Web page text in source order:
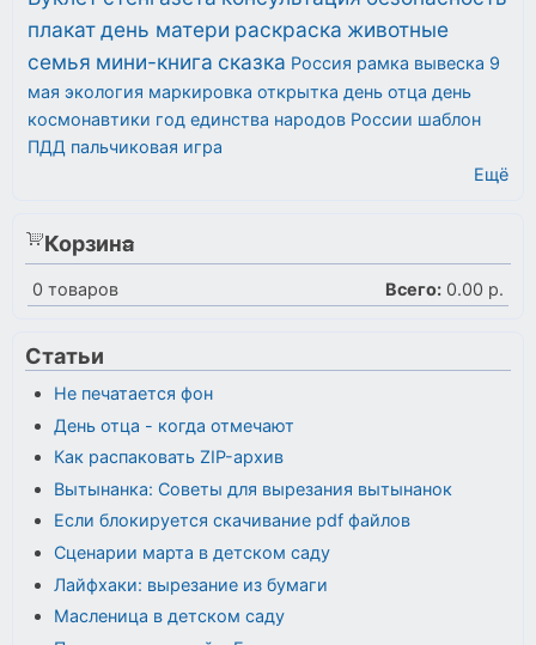
плакатдень матери раскраска животные
семья мини-книга сказка Россия рамка вывеска 9
мая экология маркировка открытка день отца день
космонавтики год единства народов России шаблон
ПДД пальчиковая игра
Ещё
Корзина
0 товаров Всего: 0.00 р.
Статьи
Не печатается фон
День отца - когда отмечают
Как распаковать ZIP-архив
Вытынанка: Советы для вырезания вытынанок
Если блокируется скачивание pdf файлов
Сценарии марта в детском саду
Лайфхаки: вырезание из бумаги
Масленица в детском саду